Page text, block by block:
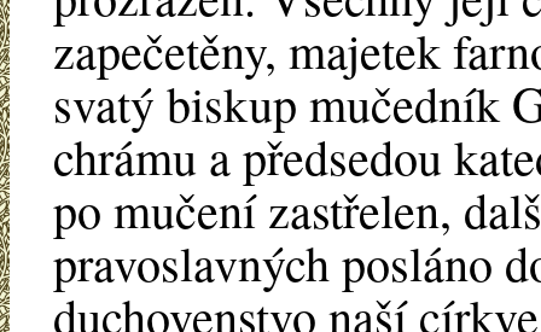
zapečetěny, majetek
svatý biskup mučedník
chrámu a předsedou
po mučení zastřelen,
pravoslavných posláno
duchovenstvo naší